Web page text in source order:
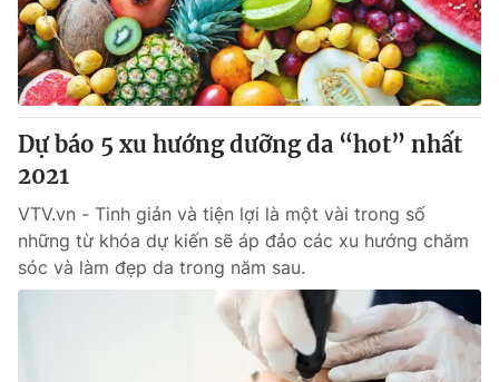
Thị trường 24h Tấm lòng Việt
VTV4 Vươn mình bằng AI
VTV9 VTV8
Liên hệ tòa soạn English
Dự báo 5 xu hướng dưỡng da “hot” nhất
2021
VTV.vn - Tinh giản và tiện lợi là một vài trong số
những từ khóa dự kiến sẽ áp đảo các xu hướng chăm
sóc và làm đẹp da trong năm sau.